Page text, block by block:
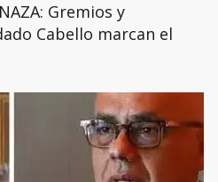
Gremios y
Cabello marcan el